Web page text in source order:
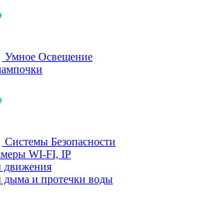
Умное Освещение
Системы Безопасности
WI-FI, IP
движения
дыма и протечки воды